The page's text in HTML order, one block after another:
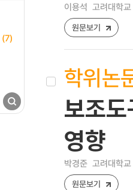
(7)
이용석 고려대학
원문보기
학위논
보조
영향
박경준 고려대학
원문보기